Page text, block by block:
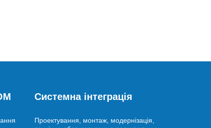
Системна інтеграція
Проектування, монтаж, модернізація,